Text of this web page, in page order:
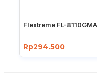
Flextreme FL-
Rp294.500